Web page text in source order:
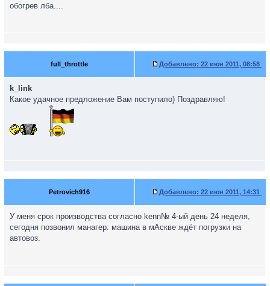
обогрев лба....
full_throttle Добавлено: 22 июн 2011, 08:58
k_link
Какое удачное предложение Вам поступило) Поздравляю!
Petrovich916 Добавлено: 22 июн 2011, 14:31
У меня срок производства согласно kenn№ 4-ый день 24 неделя,
сегодня позвонил манагер: машина в мАскве ждёт погрузки на
автовоз.